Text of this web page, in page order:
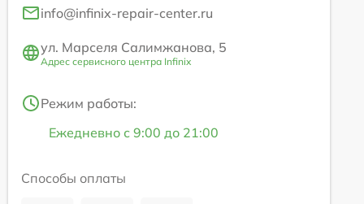
info@infinix-repair-center.ru
ул. Марселя Салимжанова, 5
Адрес сервисного центра Infinix
Режим работы:
Ежедневно с 9:00 до 21:00
Способы оплаты